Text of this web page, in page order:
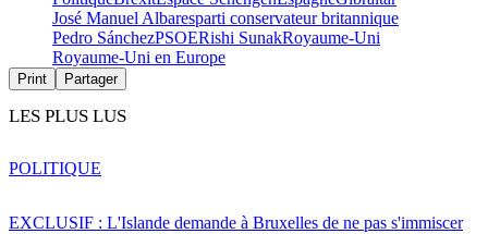
José Manuel Albaresparti conservateur britannique
Pedro SánchezPSOERishi SunakRoyaume-Uni
Royaume-Uni en Europe
Print Partager
LES PLUS LUS
EXCLUSIF : L'Islande demande à Bruxelles de ne pas s'immiscer
POLITIQUE